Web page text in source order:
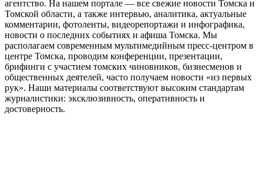
агентство. На нашем портале — все свежие новости Томска и
Томской области, а также интервью, аналитика, актуальные
комментарии, фотоленты, видеорепортажи и инфографика,
новости о последних событиях и афиша Томска. Мы
располагаем современным мультимедийным пресс-центром в
центре Томска, проводим конференции, презентации,
брифинги с участием томских чиновников, бизнесменов и
общественных деятелей, часто получаем новости «из первых
рук». Наши материалы соответствуют высоким стандартам
журналистики: эксклюзивность, оперативность и
достоверность.